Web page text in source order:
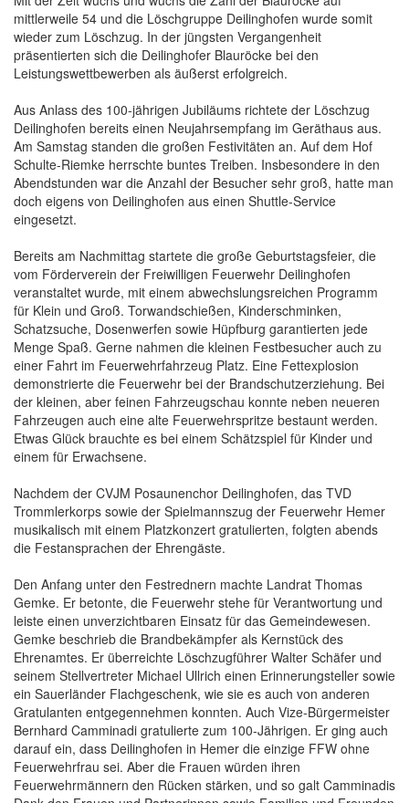
mittlerweile 54 und die Löschgruppe Deilinghofen wurde somit
wieder zum Löschzug. In der jüngsten Vergangenheit
präsentierten sich die Deilinghofer Blauröcke bei den
Leistungswettbewerben als äußerst erfolgreich.
Aus Anlass des 100-jährigen Jubiläums richtete der Löschzug
Deilinghofen bereits einen Neujahrsempfang im Geräthaus aus.
Am Samstag standen die großen Festivitäten an. Auf dem Hof
Schulte-Riemke herrschte buntes Treiben. Insbesondere in den
Abendstunden war die Anzahl der Besucher sehr groß, hatte man
doch eigens von Deilinghofen aus einen Shuttle-Service
eingesetzt.
Bereits am Nachmittag startete die große Geburtstagsfeier, die
vom Förderverein der Freiwilligen Feuerwehr Deilinghofen
veranstaltet wurde, mit einem abwechslungsreichen Programm
für Klein und Groß. Torwandschießen, Kinderschminken,
Schatzsuche, Dosenwerfen sowie Hüpfburg garantierten jede
Menge Spaß. Gerne nahmen die kleinen Festbesucher auch zu
einer Fahrt im Feuerwehrfahrzeug Platz. Eine Fettexplosion
demonstrierte die Feuerwehr bei der Brandschutzerziehung. Bei
der kleinen, aber feinen Fahrzeugschau konnte neben neueren
Fahrzeugen auch eine alte Feuerwehrspritze bestaunt werden.
Etwas Glück brauchte es bei einem Schätzspiel für Kinder und
einem für Erwachsene.
Nachdem der CVJM Posaunenchor Deilinghofen, das TVD
Trommlerkorps sowie der Spielmannszug der Feuerwehr Hemer
musikalisch mit einem Platzkonzert gratulierten, folgten abends
die Festansprachen der Ehrengäste.
Den Anfang unter den Festrednern machte Landrat Thomas
Gemke. Er betonte, die Feuerwehr stehe für Verantwortung und
leiste einen unverzichtbaren Einsatz für das Gemeindewesen.
Gemke beschrieb die Brandbekämpfer als Kernstück des
Ehrenamtes. Er überreichte Löschzugführer Walter Schäfer und
seinem Stellvertreter Michael Ullrich einen Erinnerungsteller sowie
ein Sauerländer Flachgeschenk, wie sie es auch von anderen
Gratulanten entgegennehmen konnten. Auch Vize-Bürgermeister
Bernhard Camminadi gratulierte zum 100-Jährigen. Er ging auch
darauf ein, dass Deilinghofen in Hemer die einzige FFW ohne
Feuerwehrfrau sei. Aber die Frauen würden ihren
Feuerwehrmännern den Rücken stärken, und so galt Camminadis